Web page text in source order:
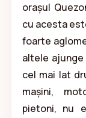
orașul
cu acesta
foarte
altele ajunge
cel mai lat
mașini,
pietoni, nu